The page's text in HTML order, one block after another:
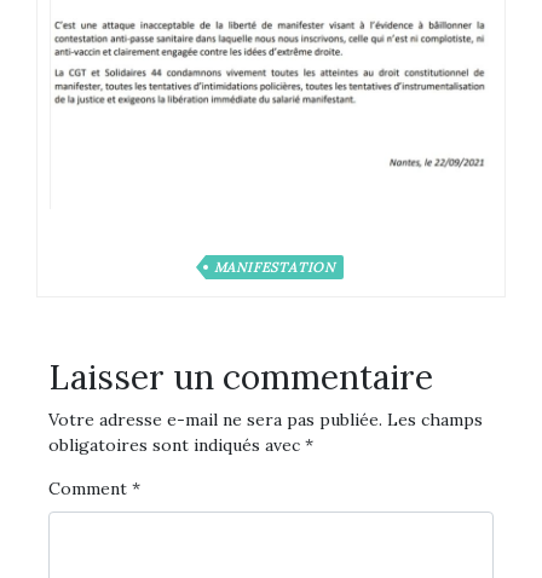
MANIFESTATION
Laisser un commentaire
Votre adresse e-mail ne sera pas publiée. Les champs
obligatoires sont indiqués avec *
Comment *